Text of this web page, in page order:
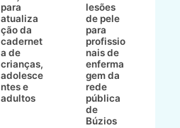
para
atualiza
ção da
cadernet
a de
crianças,
adolesce
ntes e
adultos
lesões
de pele
para
profissio
nais de
enferma
gem da
rede
pública
de
Búzios